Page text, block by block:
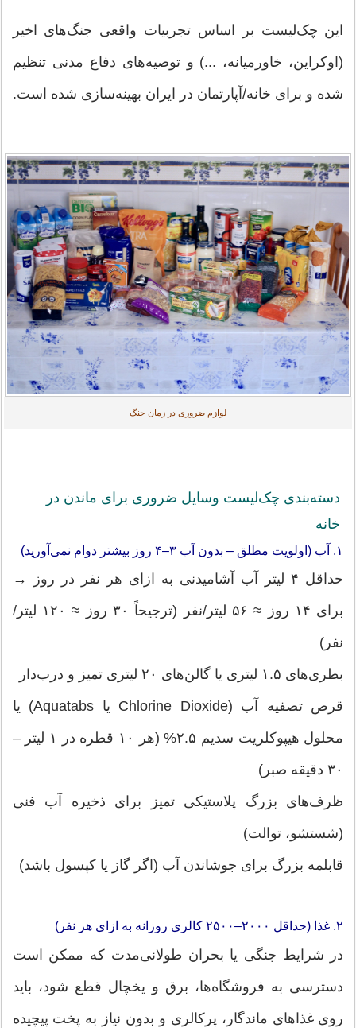
این چک‌لیست بر اساس تجربیات واقعی جنگ‌های اخیر
(اوکراین، خاورمیانه، ...) و توصیه‌های دفاع مدنی تنظیم
شده و برای خانه/آپارتمان در ایران بهینه‌سازی شده است.
لوازم ضروری در زمان جنگ
دسته‌بندی چک‌لیست وسایل ضروری برای ماندن در
خانه
۱. آب (اولویت مطلق – بدون آب ۳–۴ روز بیشتر دوام نمی‌آورید)
حداقل ۴ لیتر آب آشامیدنی به ازای هر نفر در روز →
برای ۱۴ روز ≈ ۵۶ لیتر/نفر (ترجیحاً ۳۰ روز ≈ ۱۲۰ لیتر/
نفر)
بطری‌های ۱.۵ لیتری یا گالن‌های ۲۰ لیتری تمیز و درب‌دار
قرص تصفیه آب (Chlorine Dioxide یا Aquatabs) یا
محلول هیپوکلریت سدیم ۲.۵% (هر ۱۰ قطره در ۱ لیتر –
۳۰ دقیقه صبر)
ظرف‌های بزرگ پلاستیکی تمیز برای ذخیره آب فنی
(شستشو، توالت)
قابلمه بزرگ برای جوشاندن آب (اگر گاز یا کپسول باشد)
۲. غذا (حداقل ۲۰۰۰–۲۵۰۰ کالری روزانه به ازای هر نفر)
در شرایط جنگی یا بحران طولانی‌مدت که ممکن است
دسترسی به فروشگاه‌ها، برق و یخچال قطع شود، باید
روی غذاهای ماندگار، پرکالری و بدون نیاز به پخت پیچیده